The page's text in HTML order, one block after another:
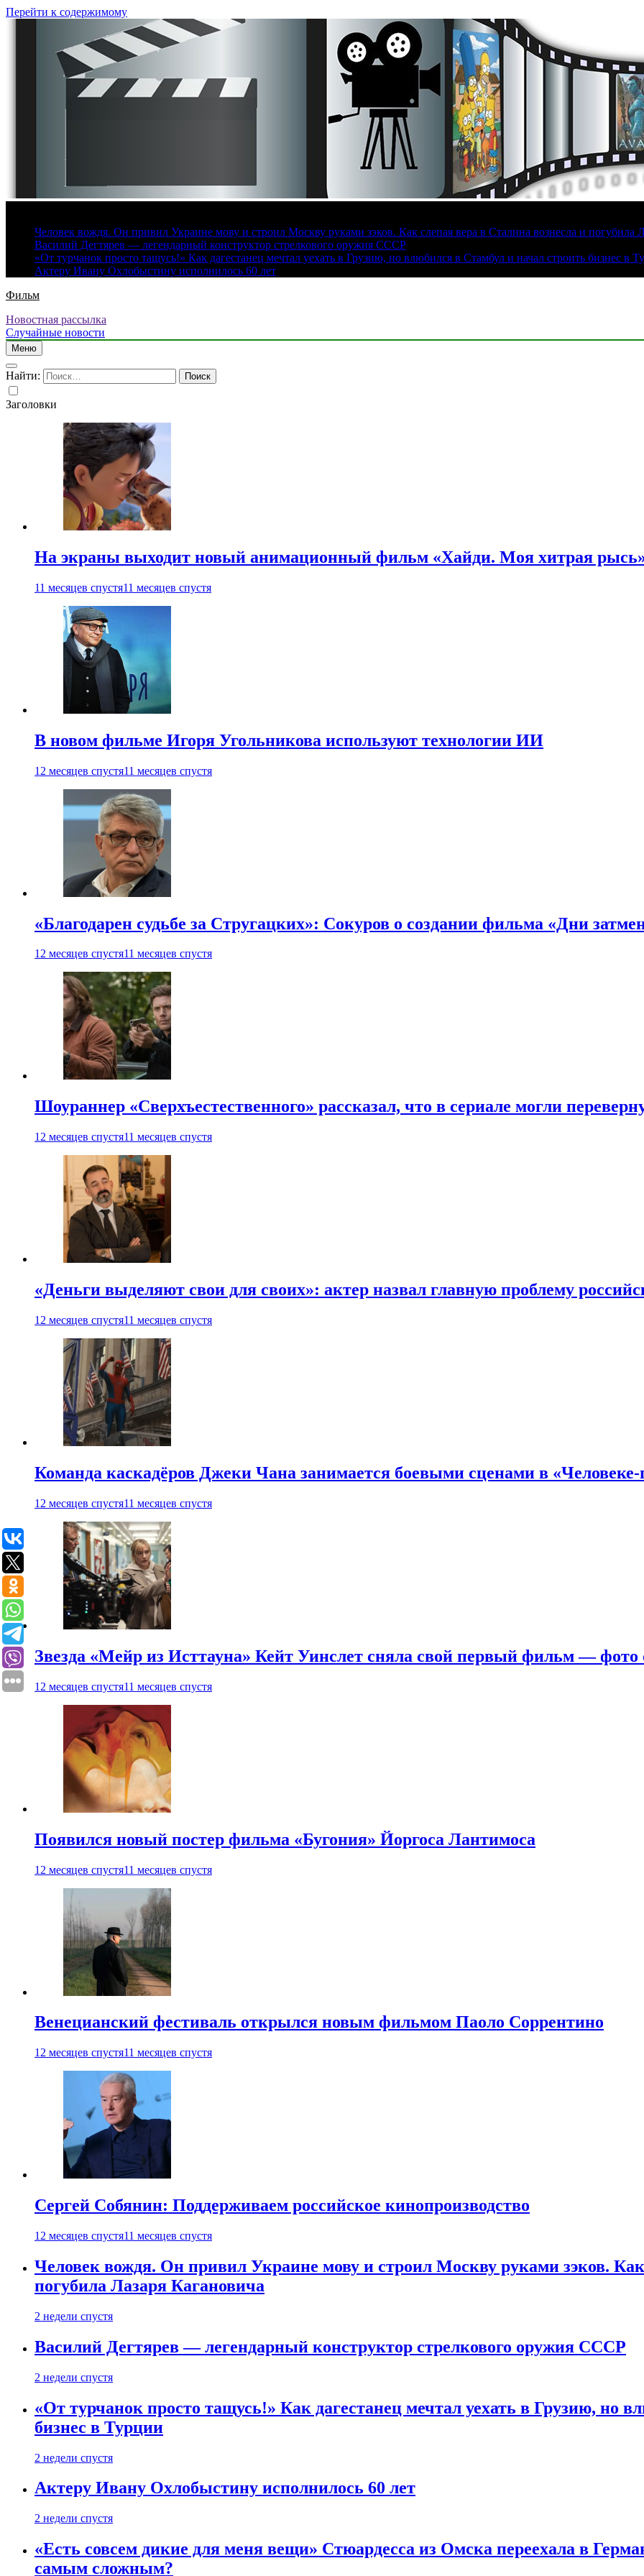
Перейти к содержимому
Человек вождя. Он привил Украине мову и строил Москву руками зэков. Как слепая вера в Сталина вознесла и погубила
Василий Дегтярев — легендарный конструктор стрелкового оружия СССР
«От турчанок просто тащусь!» Как дагестанец мечтал уехать в Грузию, но влюбился в Стамбул и начал строить бизнес в
Актеру Ивану Охлобыстину исполнилось 60 лет
Фильм
Новостная рассылка
Случайные новости
Меню
Найти:
Заголовки
На экраны выходит новый анимационный фильм «Хайди. Моя хитрая
11 месяцев спустя11 месяцев спустя
В новом фильме Игоря Угольникова используют технологии ИИ
12 месяцев спустя11 месяцев спустя
«Благодарен судьбе за Стругацких»: Сокуров о создании фильма «Дни
12 месяцев спустя11 месяцев спустя
Шоураннер «Сверхъестественного» рассказал, что в сериале могли
12 месяцев спустя11 месяцев спустя
«Деньги выделяют свои для своих»: актер назвал главную проблему
12 месяцев спустя11 месяцев спустя
Команда каскадёров Джеки Чана занимается боевыми сценами в «Человеке-
12 месяцев спустя11 месяцев спустя
Звезда «Мейр из Исттауна» Кейт Уинслет сняла свой первый фильм — фото
12 месяцев спустя11 месяцев спустя
Появился новый постер фильма «Бугония» Йоргоса Лантимоса
12 месяцев спустя11 месяцев спустя
Венецианский фестиваль открылся новым фильмом Паоло Соррентино
12 месяцев спустя11 месяцев спустя
Сергей Собянин: Поддерживаем российское кинопроизводство
12 месяцев спустя11 месяцев спустя
Человек вождя. Он привил Украине мову и строил Москву руками зэков.
погубила Лазаря Кагановича
2 недели спустя
Василий Дегтярев — легендарный конструктор стрелкового оружия СССР
2 недели спустя
«От турчанок просто тащусь!» Как дагестанец мечтал уехать в Грузию, но
бизнес в Турции
2 недели спустя
Актеру Ивану Охлобыстину исполнилось 60 лет
2 недели спустя
«Есть совсем дикие для меня вещи» Стюардесса из Омска переехала в
самым сложным?